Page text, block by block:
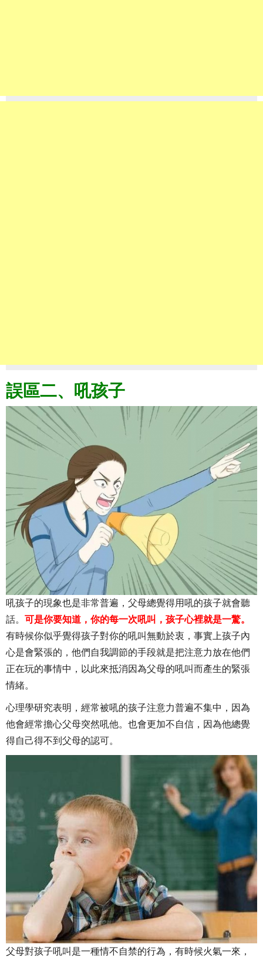
誤區二、吼孩子
吼孩子的現象也是非常普遍，父母總覺得用吼的孩子就會聽
話。 可是你要知道，你的每一次吼叫，孩子心裡就是一驚。
有時候你似乎覺得孩子對你的吼叫無動於衷，事實上孩子內
心是會緊張的，他們自我調節的手段就是把注意力放在他們
正在玩的事情中，以此來抵消因為父母的吼叫而產生的緊張
情緒。
心理學研究表明，經常被吼的孩子注意力普遍不集中，因為
他會經常擔心父母突然吼他。也會更加不自信，因為他總覺
得自己得不到父母的認可。
父母對孩子吼叫是一種情不自禁的行為，有時候火氣一來，